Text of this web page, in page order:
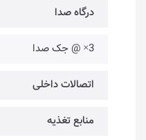
درگاه صدا
3× @ جک صدا
اتصالات داخلی
منابع تغذیه